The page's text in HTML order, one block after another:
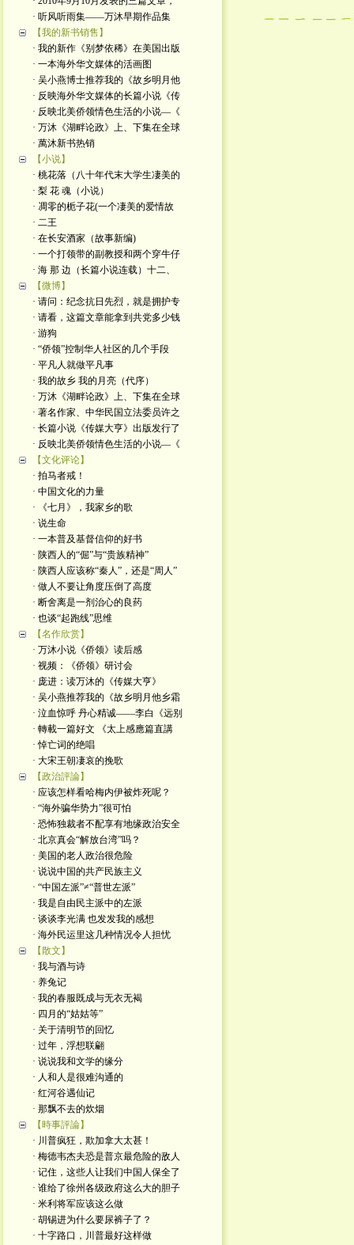
· 听风听雨集——万沐早期作品集
【我的新书销售】
· 我的新作《别梦依稀》在美国出版
· 一本海外华文媒体的活画图
· 吴小燕博士推荐我的《故乡明月他
· 反映海外华文媒体的长篇小说《传
· 反映北美侨领情色生活的小说—《
· 万沐《湖畔论政》上、下集在全球
· 萬沐新书热销
【小说】
· 桃花落（八十年代末大学生凄美的
· 梨 花 魂（小说）
· 凋零的栀子花(一个凄美的爱情故
· 二王
· 在长安酒家（故事新编)
· 一个打领带的副教授和两个穿牛仔
· 海 那 边（长篇小说连载）十二、
【微博】
· 请问：纪念抗日先烈，就是拥护专
· 请看，这篇文章能拿到共党多少钱
· 游狗
· “侨领”控制华人社区的几个手段
· 平凡人就做平凡事
· 我的故乡 我的月亮（代序）
· 万沐《湖畔论政》上、下集在全球
· 著名作家、中华民国立法委员许之
· 长篇小说《传媒大亨》出版发行了
· 反映北美侨领情色生活的小说—《
【文化评论】
· 拍马者戒！
· 中国文化的力量
· 《七月》，我家乡的歌
· 说生命
· 一本普及基督信仰的好书
· 陕西人的“倔”与“贵族精神”
· 陕西人应该称“秦人”，还是“周人”
· 做人不要让角度压倒了高度
· 断舍离是一剂治心的良药
· 也谈“起跑线”思维
【名作欣赏】
· 万沐小说《侨领》读后感
· 视频：《侨领》研讨会
· 庞进：读万沐的《传媒大亨》
· 吴小燕推荐我的《故乡明月他乡霜
· 泣血惊呼 丹心精诚——李白《远别
· 轉載一篇好文 《太上感應篇直講
· 悼亡词的绝唱
· 大宋王朝凄哀的挽歌
【政治評論】
· 应该怎样看哈梅内伊被炸死呢？
· “海外骗华势力”很可怕
· 恐怖独裁者不配享有地缘政治安全
· 北京真会“解放台湾”吗？
· 美国的老人政治很危险
· 说说中国的共产民族主义
· “中国左派”≠“普世左派”
· 我是自由民主派中的左派
· 谈谈李光满 也发发我的感想
· 海外民运里这几种情况令人担忧
【散文】
· 我与酒与诗
· 养兔记
· 我的春服既成与无衣无褐
· 四月的“姑姑等”
· 关于清明节的回忆
· 过年，浮想联翩
· 说说我和文学的缘分
· 人和人是很难沟通的
· 红河谷遇仙记
· 那飘不去的炊烟
【時事評論】
· 川普疯狂，欺加拿大太甚！
· 梅德韦杰夫恐是普京最危险的敌人
· 记住，这些人让我们中国人保全了
· 谁给了徐州各级政府这么大的胆子
· 米利将军应该这么做
· 胡锡进为什么要尿裤子了？
· 十字路口，川普最好这样做